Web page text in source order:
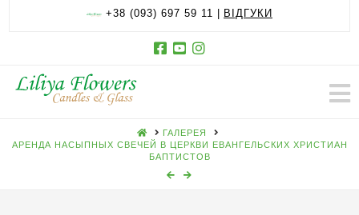
+38 (093) 697 59 11 | ВІДГУКИ
HOMEГАЛЕРЕЯ
АРЕНДА НАСЫПНЫХ СВЕЧЕЙ В ЦЕРКВИ ЕВАНГЕЛЬСКИХ ХРИСТИАН
БАПТИСТОВ